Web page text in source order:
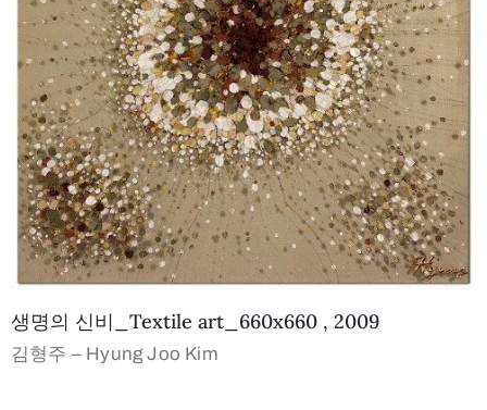
생명의 신비_Textile art_660x660 , 2009
김형주 – Hyung Joo Kim